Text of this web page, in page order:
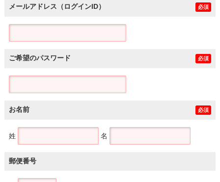
メールアドレス（ログインID） 必須
ご希望のパスワード 必須
お名前 必須
姓 名
郵便番号